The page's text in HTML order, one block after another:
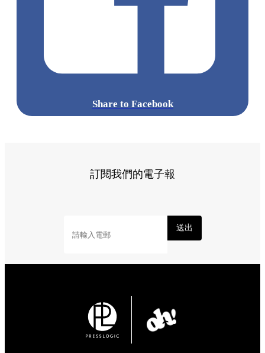
Share to Facebook
訂閱我們的電子報
送出